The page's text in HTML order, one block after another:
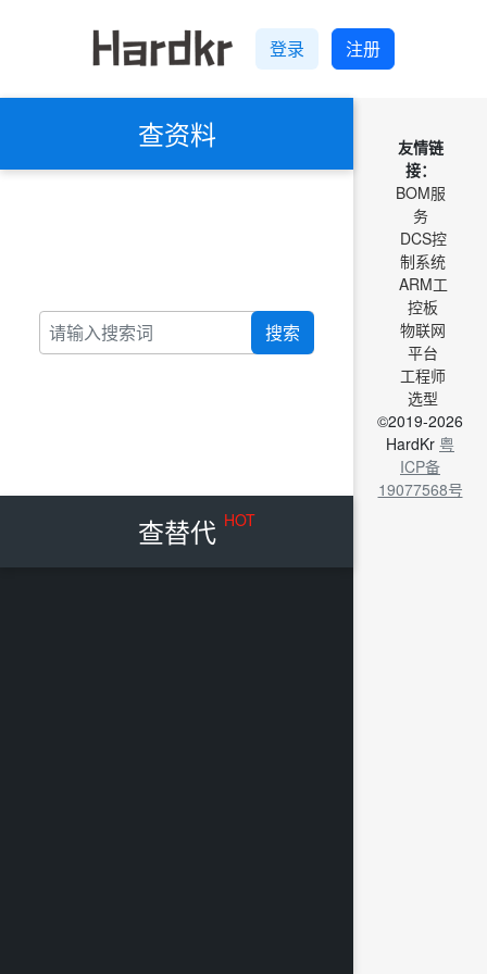
登录 注册
查资料
搜索
查替代 HOT
友情链
接：
BOM服
务
DCS控
制系统
ARM工
控板
物联网
平台
工程师
选型
©2019-2026
HardKr 粤
ICP备
19077568号